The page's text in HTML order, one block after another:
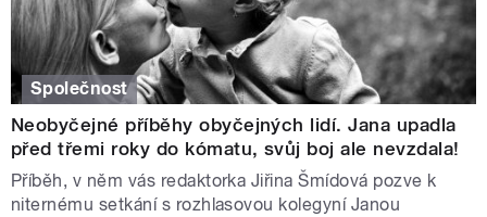
Společnost
Neobyčejné příběhy obyčejných lidí. Jana upadla
před třemi roky do kómatu, svůj boj ale nevzdala!
Příběh, v něm vás redaktorka Jiřina Šmídová pozve k
niternému setkání s rozhlasovou kolegyní Janou